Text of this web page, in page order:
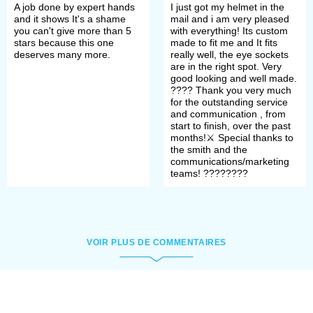
Bascinet Klappvisor,Bascinet
hounskull
and finishing with
Great Bascinet.
The last one among
true fighting helmets,
impeccable in its protection
while as functional as you can
garniture of George Clifford
A job done by expert hands
and it shows It's a shame
you can't give more than 5
stars because this one
deserves many more.
I just got my helmet in the
mail and i am very pleased
with everything! Its custom
made to fit me and It fits
really well, the eye sockets
are in the right spot. Very
good looking and well made.
????️ Thank you very much
for the outstanding service
and communication , from
start to finish, over the past
months!⚔️ Special thanks to
the smith and the
communications/marketing
teams! ????????
VOIR PLUS DE COMMENTAIRES